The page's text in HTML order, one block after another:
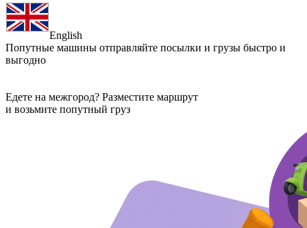
English
Попутные машины отправляйте посылки и грузы быстро и
выгодно
Едете на межгород? Разместите маршрут
и возьмите попутный груз